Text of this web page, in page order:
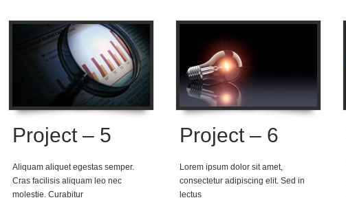
Project – 5
Aliquam aliquet egestas semper.
Cras facilisis aliquam leo nec
molestie. Curabitur
Project – 6
Lorem ipsum dolor sit amet,
consectetur adipiscing elit. Sed in
lectus